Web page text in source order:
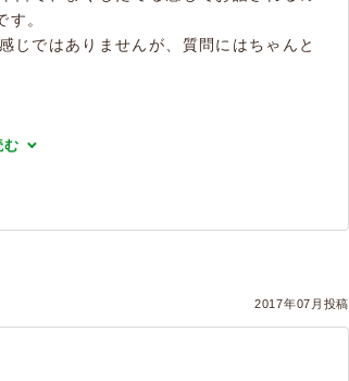
。
じではありませんが、質問にはちゃんと
む
2017年07月投稿